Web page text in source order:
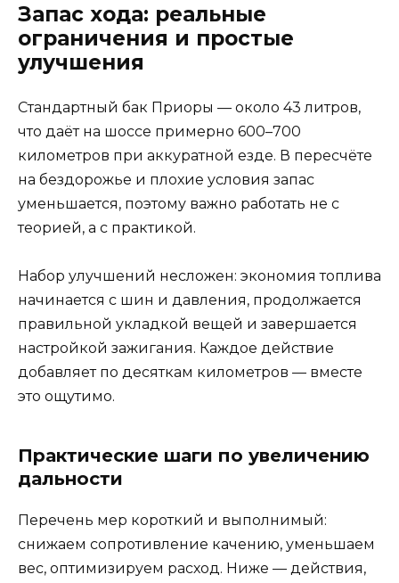
Запас хода: реальные
ограничения и простые
улучшения
Стандартный бак Приоры — около 43 литров,
что даёт на шоссе примерно 600–700
километров при аккуратной езде. В пересчёте
на бездорожье и плохие условия запас
уменьшается, поэтому важно работать не с
теорией, а с практикой.
Набор улучшений несложен: экономия топлива
начинается с шин и давления, продолжается
правильной укладкой вещей и завершается
настройкой зажигания. Каждое действие
добавляет по десяткам километров — вместе
это ощутимо.
Практические шаги по увеличению
дальности
Перечень мер короткий и выполнимый:
снижаем сопротивление качению, уменьшаем
вес, оптимизируем расход. Ниже — действия,